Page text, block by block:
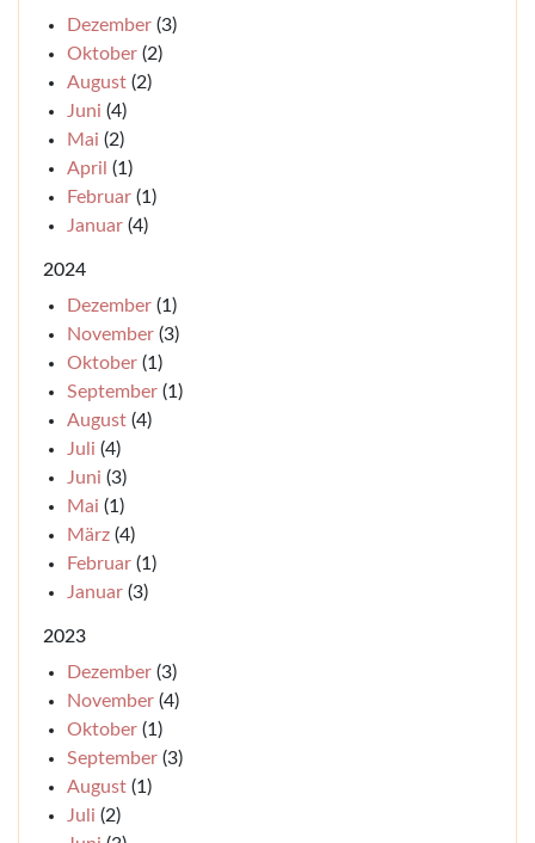
Dezember (3)
Oktober (2)
August (2)
Juni (4)
Mai (2)
April (1)
Februar (1)
Januar (4)
2024
Dezember (1)
November (3)
Oktober (1)
September (1)
August (4)
Juli (4)
Juni (3)
Mai (1)
März (4)
Februar (1)
Januar (3)
2023
Dezember (3)
November (4)
Oktober (1)
September (3)
August (1)
Juli (2)